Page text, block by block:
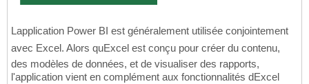
Lapplication Power BI est généralement utilisée conjointement
avec Excel. Alors quExcel est conçu pour créer du contenu,
des modèles de données, et de visualiser des rapports,
l'application vient en complément aux fonctionnalités dExcel